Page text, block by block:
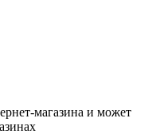
магазина и может